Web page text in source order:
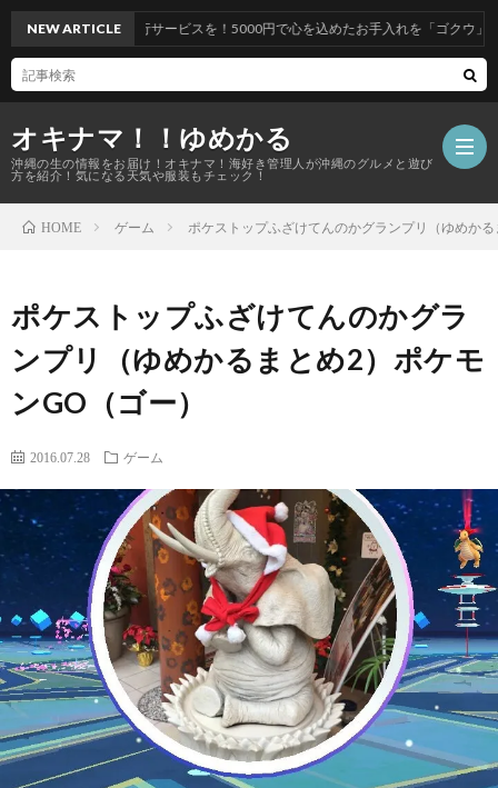
オキナマ！！ゆめかる
沖縄の生の情報をお届け！オキナマ！海好き管理人が沖縄のグルメと遊び
方を紹介！気になる天気や服装もチェック！
ッ
プ
NEW ARTICLE
ビスを！5000円で心を込めたお手入れを「ゴクウ」へ
HOME ゲーム ポケストップふざけてんのかグランプリ（ゆめか
ポケストップふざけてんのかグラ
ンプリ（ゆめかるまとめ2）ポケモ
ンGO（ゴー）
2016.07.28 ゲーム